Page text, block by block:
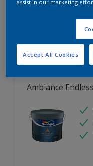
Sammenligne
Ambiance
assist in our marketing
Accept All Cookies